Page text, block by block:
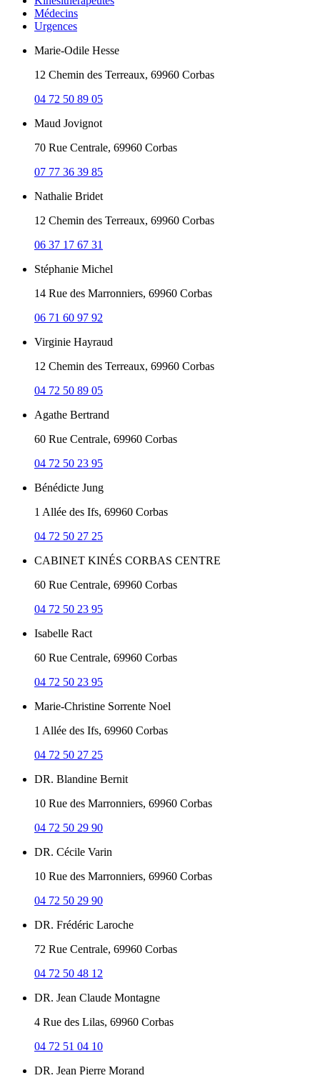
Médecins
Urgences
Marie-Odile Hesse
12 Chemin des Terreaux, 69960 Corbas
04 72 50 89 05
Maud Jovignot
70 Rue Centrale, 69960 Corbas
07 77 36 39 85
Nathalie Bridet
12 Chemin des Terreaux, 69960 Corbas
06 37 17 67 31
Stéphanie Michel
14 Rue des Marronniers, 69960 Corbas
06 71 60 97 92
Virginie Hayraud
12 Chemin des Terreaux, 69960 Corbas
04 72 50 89 05
Agathe Bertrand
60 Rue Centrale, 69960 Corbas
04 72 50 23 95
Bénédicte Jung
1 Allée des Ifs, 69960 Corbas
04 72 50 27 25
CABINET KINÉS CORBAS CENTRE
60 Rue Centrale, 69960 Corbas
04 72 50 23 95
Isabelle Ract
60 Rue Centrale, 69960 Corbas
04 72 50 23 95
Marie-Christine Sorrente Noel
1 Allée des Ifs, 69960 Corbas
04 72 50 27 25
DR. Blandine Bernit
10 Rue des Marronniers, 69960 Corbas
04 72 50 29 90
DR. Cécile Varin
10 Rue des Marronniers, 69960 Corbas
04 72 50 29 90
DR. Frédéric Laroche
72 Rue Centrale, 69960 Corbas
04 72 50 48 12
DR. Jean Claude Montagne
4 Rue des Lilas, 69960 Corbas
04 72 51 04 10
DR. Jean Pierre Morand